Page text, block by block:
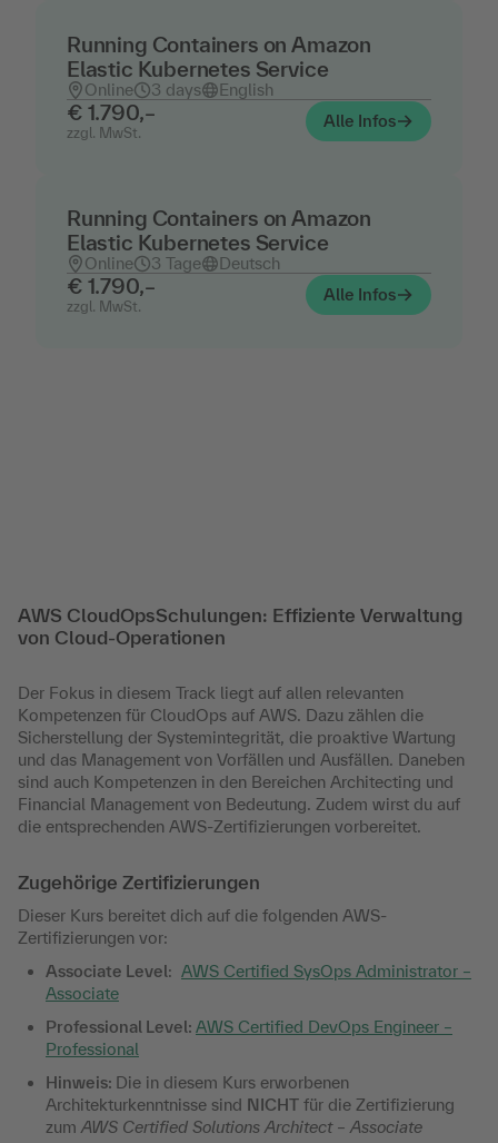
Running Containers on Amazon
Elastic Kubernetes Service
Online 3 days English
€ 1.790,–
zzgl. MwSt.
Alle Infos
Running Containers on Amazon
Elastic Kubernetes Service
Online 3 Tage Deutsch
€ 1.790,–
zzgl. MwSt.
Alle Infos
AWS CloudOpsSchulungen: Effiziente Verwaltung
von Cloud-Operationen
Der Fokus in diesem Track liegt auf allen relevanten
Kompetenzen für CloudOps auf AWS. Dazu zählen die
Sicherstellung der Systemintegrität, die proaktive Wartung
und das Management von Vorfällen und Ausfällen. Daneben
sind auch Kompetenzen in den Bereichen Architecting und
Financial Management von Bedeutung. Zudem wirst du auf
die entsprechenden AWS-Zertifizierungen vorbereitet.
Zugehörige Zertifizierungen
Dieser Kurs bereitet dich auf die folgenden AWS-
Zertifizierungen vor:
Associate Level: AWS Certified SysOps Administrator –
Associate
Professional Level: AWS Certified DevOps Engineer –
Professional
Hinweis: Die in diesem Kurs erworbenen
Architekturkenntnisse sind NICHT für die Zertifizierung
zum AWS Certified Solutions Architect – Associate